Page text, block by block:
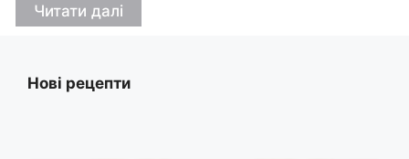
Читати далі
Нові рецепти